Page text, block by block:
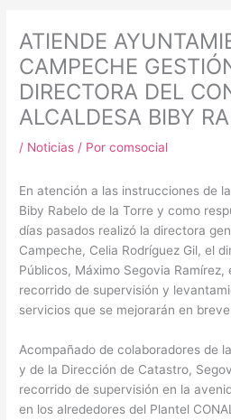
ATIENDE
CAMPECHE
DIRECTORA DEL
ALCALDESA BIBY
/ Noticias / Porcomsocial
En atención a las instrucciones de
Biby Rabelo de la Torre y como
días pasados realizó la directora
Campeche, Celia Rodríguez Gil, el
Públicos, Máximo Segovia Ramírez,
recorrido de supervisión y
servicios que se mejorarán en
Acompañado de colaboradores de
y de la Dirección de Catastro,
recorrido de supervisión en la
en los alrededores del Plantel